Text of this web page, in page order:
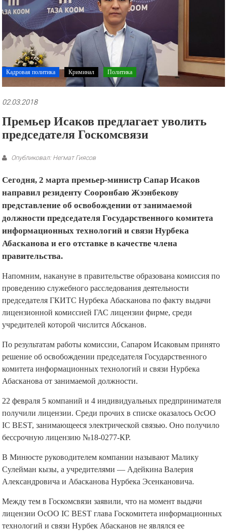
рекламные
ролики
презентации.
Кадровая политика Криминал Политика
02.03.2018
Премьер Исаков предлагает уволить
председателя Госкомсвязи
Опубликовал: Негмат Гиясов
Сегодня, 2 марта премьер-министр Сапар Исаков
направил резиденту Сооронбаю Жээнбекову
представление об освобождении от занимаемой
должности председателя Государственного комитета
информационных технологий и связи Нурбека
Абасканова и его отставке в качестве члена
правительства.
Напомним, накануне в правительстве образована комиссия по
проведению служебного расследования деятельности
председателя ГКИТС Нурбека Абасканова по факту выдачи
лицензионной комиссией ГАС лицензии фирме, среди
учредителей которой числится Абсканов.
По результатам работы комиссии, Сапаром Исаковым принято
решение об освобождении председателя Государственного
комитета информационных технологий и связи Нурбека
Абасканова от занимаемой должности.
22 февраля 5 компаний и 4 индивидуальных предпринимателя
получили лицензии. Среди прочих в списке оказалось ОсОО
IC BEST, занимающееся электрической связью. Оно получило
бессрочную лицензию №18-0277-КР.
В Минюсте руководителем компании называют Малику
Сулейман кызы, а учредителями — Адейкина Валерия
Александровича и Абасканова Нурбека Эсенкановича.
Между тем в Госкомсвязи заявили, что на момент выдачи
лицензии ОсОО IC BEST глава Госкомитета информационных
технологий и связи Нурбек Абасканов не являлся ее